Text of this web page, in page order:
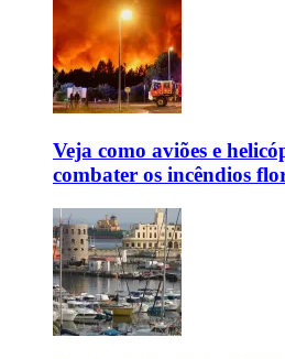
Veja como aviões e
combater os incêndios